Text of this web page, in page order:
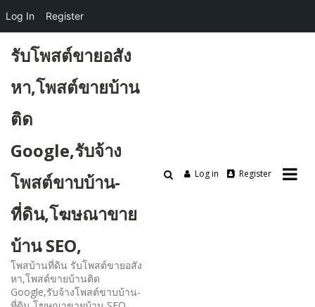
content
รับโพสต์ขายอสัง
หา,โพสต์ขายบ้าน
ติด
Google,รับจ้าง
โพสต์ขาบบ้าน-
ที่ดิน,โฆษณาขาย
บ้าน SEO,
โพสบ้านที่ดิน รับโพสต์ขายอสัง
หา,โพสต์ขายบ้านติด
Google,รับจ้างโพสต์ขาบบ้าน-
Log in Register
Log In Register